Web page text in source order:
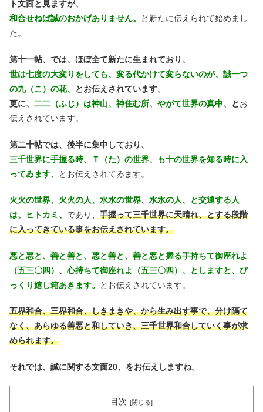
ト文面と見ますが、
和合せねば誠のおかげありません。
と新たに伝えられて始めまし
た。
第十一帖、では、ほぼ全て新たに生まれており、
世は七度の大変りをしても、変る代かけて変らないのが、誠一つ
の九（こ）の花、
とお伝えされています。
更に、 二二（ふじ）は神山、神住む所、やがて世界の真中、 とお
伝えされています。
第二十帖では、後半に集中しており、
三千世界に手握る時、Ｔ（た）の世界、も十の世界を知る時に入
ってゐます、
とお伝えされてゐます。
火火の世界、火火の人、水水の世界、水水の人、と交通する人
は、ヒトカミ、 であり、 手握って三千世界に天晴れ、とする段階
に入ってきている事をお伝えされています。
悪と悪と、善と善と、悪と善と、善と悪と握る手持ちて御座れよ
（五三〇四）、心持ちて御座れよ（五三〇四）、としますと、び
っくり嬉し箱あきます。
とお伝えされています。
五界和合、三界和合、しきまきや、から生み出す事で、分け隔て
なく、あらゆる善悪と和していき、三千世界和合していく事が求
められます。
それでは、誠に関する文面20、をお伝えしますね。
目次